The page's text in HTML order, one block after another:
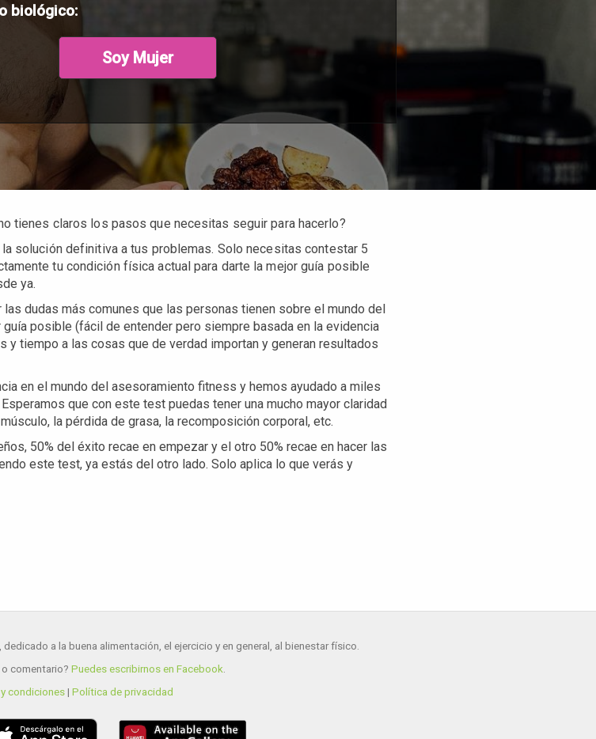
biológico:
Soy Mujer
tienes claros los pasos que necesitas seguir para hacerlo?
solución definitiva a tus problemas. Solo necesitas contestar 5
tu condición física actual para darte la mejor guía posible
ya.
dudas más comunes que las personas tienen sobre el mundo del
posible (fácil de entender pero siempre basada en la evidencia
tiempo a las cosas que de verdad importan y generan resultados
en el mundo del asesoramiento fitness y hemos ayudado a miles
que con este test puedas tener una mucho mayor claridad
la pérdida de grasa, la recomposición corporal, etc.
50% del éxito recae en empezar y el otro 50% recae en hacer las
este test, ya estás del otro lado. Solo aplica lo que verás y
a la buena alimentación, el ejercicio y en general, al bienestar físico.
comentario? Puedes escribirnos en Facebook
condiciones| Política de privacidad